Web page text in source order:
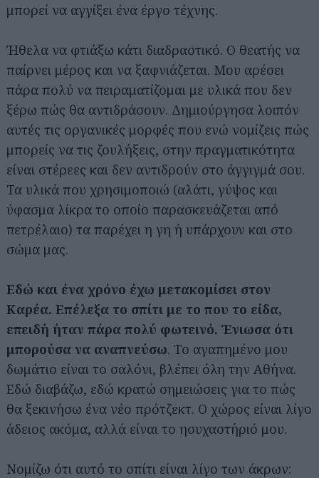
μπορεί να αγγίξει ένα έργο τέχνης.
Ήθελα να φτιάξω κάτι διαδραστικό. Ο θεατής να
παίρνει μέρος και να ξαφνιάζεται. Μου αρέσει
πάρα πολύ να πειραματίζομαι με υλικά που δεν
ξέρω πώς θα αντιδράσουν. Δημιούργησα λοιπόν
αυτές τις οργανικές μορφές που ενώ νομίζεις πώς
μπορείς να τις ζουλήξεις, στην πραγματικότητα
είναι στέρεες και δεν αντιδρούν στο άγγιγμά σου.
Τα υλικά που χρησιμοποιώ (αλάτι, γύψος και
ύφασμα λίκρα το οποίο παρασκευάζεται από
πετρέλαιο) τα παρέχει η γη ή υπάρχουν και στο
σώμα μας.
Εδώ και ένα χρόνο έχω μετακομίσει στον
Καρέα. Επέλεξα το σπίτι με το που το είδα,
επειδή ήταν πάρα πολύ φωτεινό. Ένιωσα ότι
μπορούσα να αναπνεύσω. Το αγαπημένο μου
δωμάτιο είναι το σαλόνι, βλέπει όλη την Αθήνα.
Εδώ διαβάζω, εδώ κρατώ σημειώσεις για το πώς
θα ξεκινήσω ένα νέο πρότζεκτ. Ο χώρος είναι λίγο
άδειος ακόμα, αλλά είναι το ησυχαστήριό μου.
Νομίζω ότι αυτό το σπίτι είναι λίγο των άκρων: